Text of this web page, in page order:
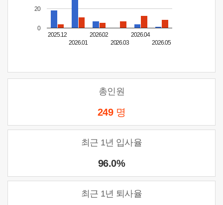
2025.12
2026.01
2026.02
2026.03
2026.04
2026.05
0
20
총인원
249 명
최근 1년 입사율
96.0%
최근 1년 퇴사율